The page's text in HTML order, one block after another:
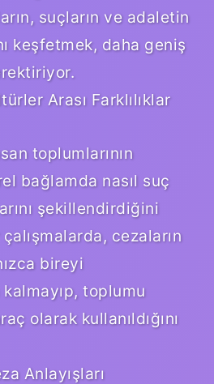
suçların ve adaletin
keşfetmek, daha geniş
Arası Farklılıklar
toplumlarının
bağlamda nasıl suç
şekillendirdiğini
cezaların
bireyi
toplumu
olarak kullanıldığını
Anlayışları